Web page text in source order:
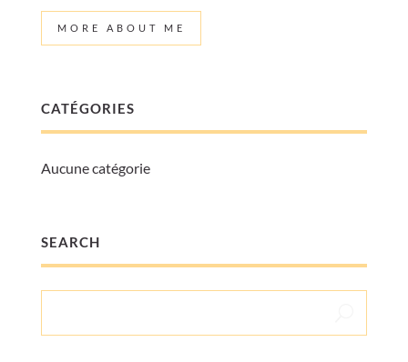
MORE ABOUT ME
CATÉGORIES
Aucune catégorie
SEARCH